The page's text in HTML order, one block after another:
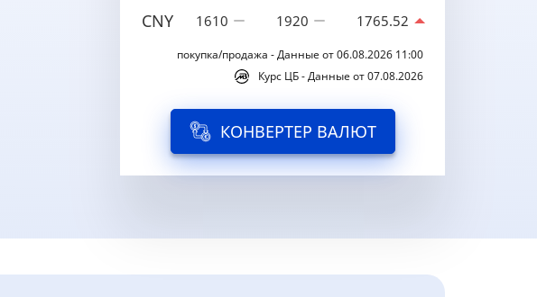
CNY 1610 1920 1765.52
покупка/продажа - Данные от 06.08.2026 11:00
Курс ЦБ - Данные от 07.08.2026
КОНВЕРТЕР ВАЛЮТ